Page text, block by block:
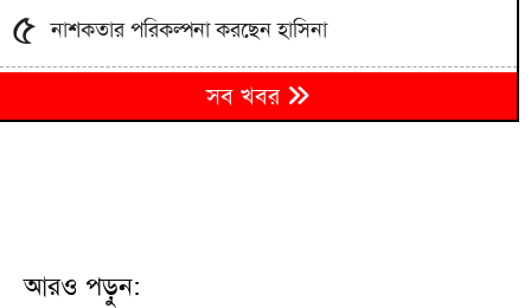
৫ নাশকতার পরিকল্পনা করছেন হাসিনা
গুলশানে আওয়ামী লীগের গোপন বৈঠক, আটক ৬
পারে বজ্রঝড়
সব খবর
আরও পড়ুন: